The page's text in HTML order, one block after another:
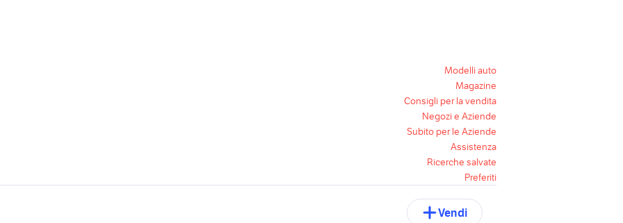
Modelli auto
Magazine
Consigli per la vendita
Negozi e Aziende
Subito per le Aziende
Assistenza
Ricerche salvate
Preferiti
Vendi